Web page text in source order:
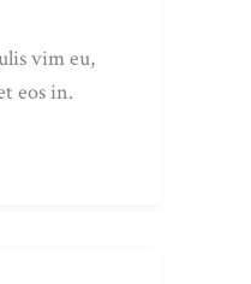
vim eu,
eos in.